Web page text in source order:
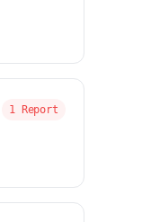
1 Report